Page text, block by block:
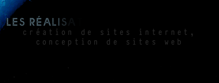
Les réalis
création de sites internet,
conception de sites web